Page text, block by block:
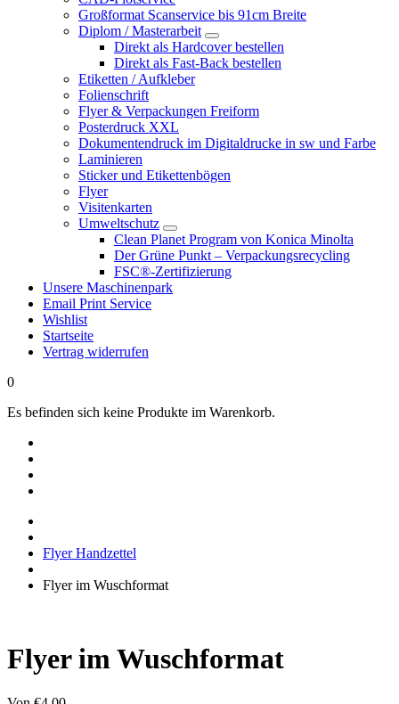
Großformat Scanservice bis 91cm Breite
Diplom / Masterarbeit
Direkt als Hardcover bestellen
Direkt als Fast-Back bestellen
Etiketten / Aufkleber
Folienschrift
Flyer & Verpackungen Freiform
Posterdruck XXL
Dokumentendruck im Digitaldrucke in sw und Farbe
Laminieren
Sticker und Etikettenbögen
Flyer
Visitenkarten
Umweltschutz
Clean Planet Program von Konica Minolta
Der Grüne Punkt – Verpackungsrecycling
FSC®-Zertifizierung
Unsere Maschinenpark
Email Print Service
Wishlist
Startseite
Vertrag widerrufen
0
Es befinden sich keine Produkte im Warenkorb.
Flyer Handzettel
Flyer im Wuschformat
Flyer im Wuschformat